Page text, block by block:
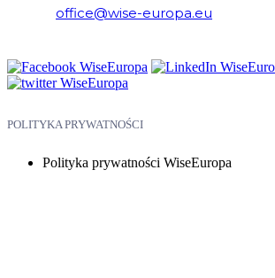
office@wise-europa.eu
POLITYKA PRYWATNOŚCI
Polityka prywatności WiseEuropa